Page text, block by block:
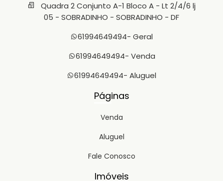
Quadra 2 Conjunto A-1 Bloco A - Lt 2/4/6 lj
05 - SOBRADINHO - SOBRADINHO - DF
61994649494- Geral
61994649494- Venda
61994649494- Aluguel
Páginas
Venda
Aluguel
Fale Conosco
Imóveis